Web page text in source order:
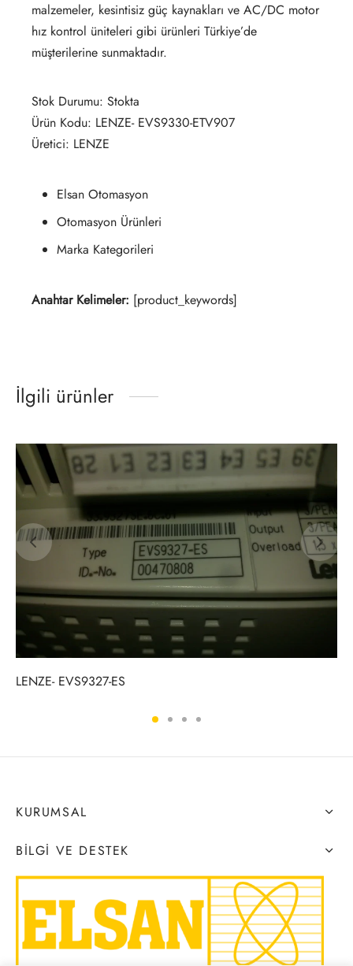
malzemeler, kesintisiz güç kaynakları ve AC/DC motor
hız kontrol üniteleri gibi ürünleri Türkiye’de
müşterilerine sunmaktadır.
Stok Durumu: Stokta
Ürün Kodu: LENZE- EVS9330-ETV907
Üretici: LENZE
Elsan Otomasyon
Otomasyon Ürünleri
Marka Kategorileri
Anahtar Kelimeler: [product_keywords]
İlgili ürünler
LENZE- EVS9327-ES
KURUMSAL
BILGI VE DESTEK